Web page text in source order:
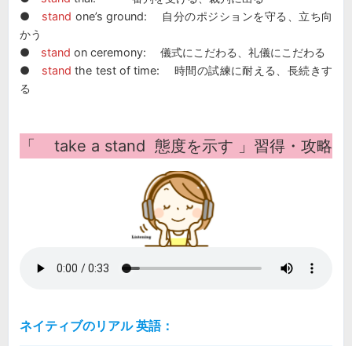
● stand one’s ground: 自分のポジションを守る、立ち向
かう
● stand on ceremony: 儀式にこだわる、礼儀にこだわる
● standthe test of time: 時間の試練に耐える、長続きす
る
「 take a stand 態度を示す 」習得・攻略
ネイティブのリアル 英語：